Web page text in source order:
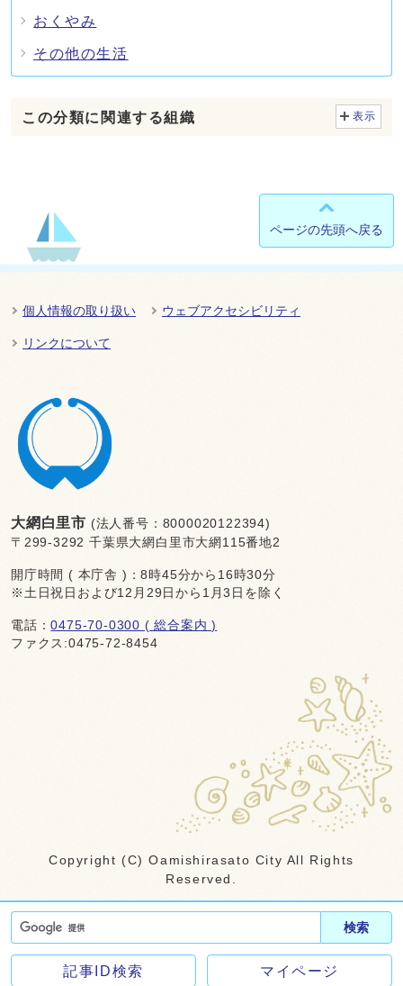
検索
記事ID検索 マイページ
おくやみ
その他の生活
この分類に関連する組織 表示
ページの先頭へ戻る
個人情報の取り扱い ウェブアクセシビリティ
リンクについて
大網白里市 (法人番号：8000020122394)
〒299-3292 千葉県大網白里市大網115番地2
開庁時間 ( 本庁舎 )：8時45分から16時30分
※土日祝日および12月29日から1月3日を除く
電話：0475-70-0300 ( 総合案内 )
ファクス:0475-72-8454
Copyright (C) Oamishirasato City All Rights
Reserved.